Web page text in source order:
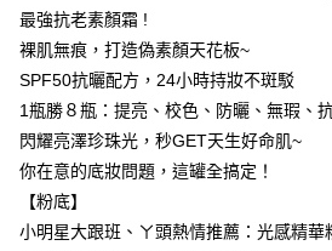
7-11取貨付款
每筆NT$85，滿NT$799(含以上)免運費
每筆NT$85，滿NT$599(含以上)免運費
宅配
每筆NT$85，滿NT$599(含以上)免運費
最強抗老素顏霜 !
裸肌無痕，打造偽素顏天花板~
SPF50抗曬配方，24小時持妝不斑駁
1瓶勝８瓶：提亮、校色、防曬、無瑕、
閃耀亮澤珍珠光，秒GET天生好命肌~
你在意的底妝問題，這罐全搞定！
【粉底】
小明星大跟班、ㄚ頭熱情推薦：光感精華